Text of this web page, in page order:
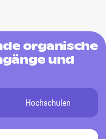
organische
und
Hochschulen